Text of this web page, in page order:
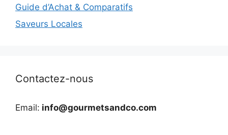
Guide d’Achat & Comparatifs
Saveurs Locales
Contactez-nous
Email: info@gourmetsandco.com